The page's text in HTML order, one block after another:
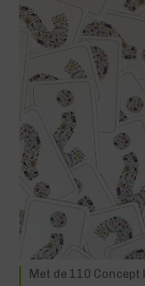
Met de 110